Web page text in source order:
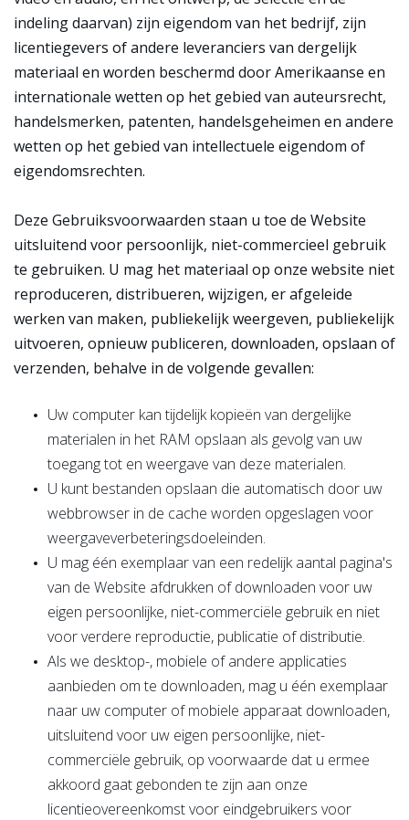
indeling daarvan) zijn eigendom van het bedrijf, zijn
licentiegevers of andere leveranciers van dergelijk
materiaal en worden beschermd door Amerikaanse en
internationale wetten op het gebied van auteursrecht,
handelsmerken, patenten, handelsgeheimen en andere
wetten op het gebied van intellectuele eigendom of
eigendomsrechten.
Deze Gebruiksvoorwaarden staan u toe de Website
uitsluitend voor persoonlijk, niet-commercieel gebruik
te gebruiken. U mag het materiaal op onze website niet
reproduceren, distribueren, wijzigen, er afgeleide
werken van maken, publiekelijk weergeven, publiekelijk
uitvoeren, opnieuw publiceren, downloaden, opslaan of
verzenden, behalve in de volgende gevallen:
Uw computer kan tijdelijk kopieën van dergelijke
materialen in het RAM opslaan als gevolg van uw
toegang tot en weergave van deze materialen.
U kunt bestanden opslaan die automatisch door uw
webbrowser in de cache worden opgeslagen voor
weergaveverbeteringsdoeleinden.
U mag één exemplaar van een redelijk aantal pagina's
van de Website afdrukken of downloaden voor uw
eigen persoonlijke, niet-commerciële gebruik en niet
voor verdere reproductie, publicatie of distributie.
Als we desktop-, mobiele of andere applicaties
aanbieden om te downloaden, mag u één exemplaar
naar uw computer of mobiele apparaat downloaden,
uitsluitend voor uw eigen persoonlijke, niet-
commerciële gebruik, op voorwaarde dat u ermee
akkoord gaat gebonden te zijn aan onze
licentieovereenkomst voor eindgebruikers voor